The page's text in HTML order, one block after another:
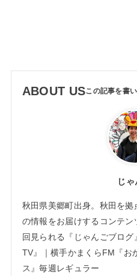
ABOUT US
じ
秋田県美郷町出身。秋田を
の情報をお届けするコンテ
回見られる『じゃんごブロ
TV』｜横手かまくらFM『お
ス』毎週レギュラー